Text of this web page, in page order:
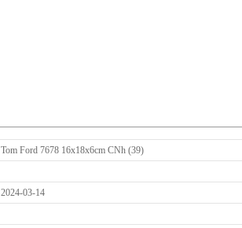
Tom Ford 7678 16x18x6cm CNh (39)
2024-03-14